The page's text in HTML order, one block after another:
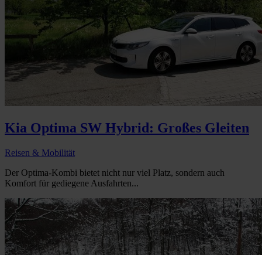
Kia Optima SW Hybrid: Großes Gleiten
Reisen & Mobilität
Der Optima-Kombi bietet nicht nur viel Platz, sondern auch
Komfort für gediegene Ausfahrten...